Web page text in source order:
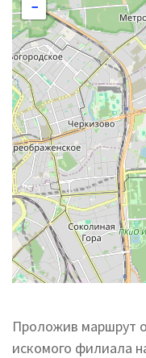
−
Проложив маршрут
искомого филиала